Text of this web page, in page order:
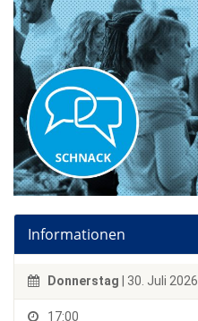
Informationen
Donnerstag | 30. Juli 2026
17:00